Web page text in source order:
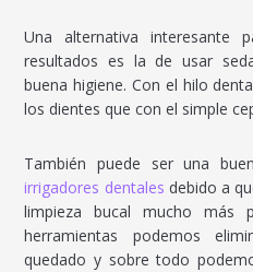
Una alternativa interesante
resultados es la de usar
buena higiene. Con el hilo
los dientes que con el simple
También puede ser una
irrigadores dentales debido a
limpieza bucal mucho más
herramientas podemos
quedado y sobre todo